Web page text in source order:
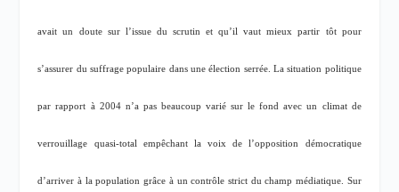
avait un doute sur l’issue du scrutin et qu’il vaut mieux partir tôt pour
s’assurer du suffrage populaire dans une élection serrée. La situation politique
par rapport à 2004 n’a pas beaucoup varié sur le fond avec un climat de
verrouillage quasi-total empêchant la voix de l’opposition démocratique
d’arriver à la population grâce à un contrôle strict du champ médiatique. Sur